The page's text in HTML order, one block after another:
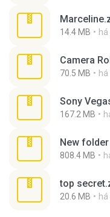
14.4 MB
Camera
70.5 MB
Sony
167.2 MB
New
808.4 MB
top
20.6 MB